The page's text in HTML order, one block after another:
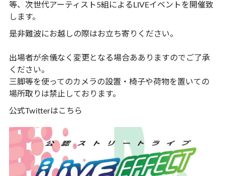
等、次世代アーティスト5組によるLIVEイベントを開催致
します。
是非難波にお越しの際はお立ち寄りください。
出場者が余儀なく変更となる場合あありますのでご了承
ください。
三脚等を使ってのカメラの設置・椅子や荷物を置いての
場所取りは禁止しております。
公式Twitterは こちら